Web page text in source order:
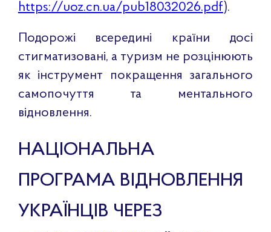
https://uoz.cn.ua/pub18032026.pdf).
Подорожі всередині країни досі
стигматизовані, а туризм не розцінюють
як інструмент покращення загального
самопочуття та ментального
відновлення.
НАЦІОНАЛЬНА
ПРОГРАМА ВІДНОВЛЕННЯ
УКРАЇНЦІВ ЧЕРЕЗ